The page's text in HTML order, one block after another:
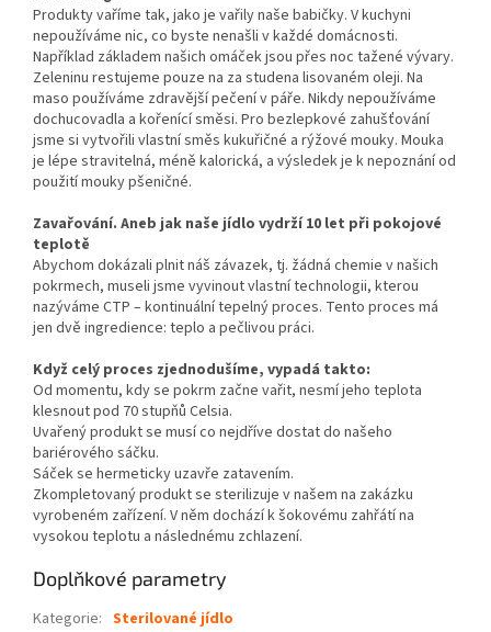
Produkty vaříme tak, jako je vařily naše babičky. V kuchyni
nepoužíváme nic, co byste nenašli v každé domácnosti.
Například základem našich omáček jsou přes noc tažené vývary.
Zeleninu restujeme pouze na za studena lisovaném oleji. Na
maso používáme zdravější pečení v páře. Nikdy nepoužíváme
dochucovadla a kořenící směsi. Pro bezlepkové zahušťování
jsme si vytvořili vlastní směs kukuřičné a rýžové mouky. Mouka
je lépe stravitelná, méně kalorická, a výsledek je k nepoznání od
použití mouky pšeničné.
Zavařování. Aneb jak naše jídlo vydrží 10 let při pokojové
teplotě
Abychom dokázali plnit náš závazek, tj. žádná chemie v našich
pokrmech, museli jsme vyvinout vlastní technologii, kterou
nazýváme CTP – kontinuální tepelný proces. Tento proces má
jen dvě ingredience: teplo a pečlivou práci.
Když celý proces zjednodušíme, vypadá takto:
Od momentu, kdy se pokrm začne vařit, nesmí jeho teplota
klesnout pod 70 stupňů Celsia.
Uvařený produkt se musí co nejdříve dostat do našeho
bariérového sáčku.
Sáček se hermeticky uzavře zatavením.
Zkompletovaný produkt se sterilizuje v našem na zakázku
vyrobeném zařízení. V něm dochází k šokovému zahřátí na
vysokou teplotu a následnému zchlazení.
Doplňkové parametry
Kategorie: Sterilované jídlo